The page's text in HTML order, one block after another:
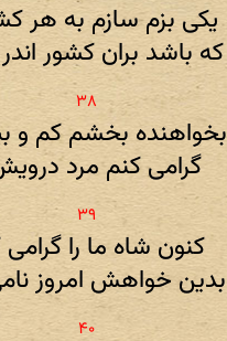
یکی بزم سازم به هر
که باشد بران کشور
بخواهنده بخشم کم و
گرامی کنم مرد
کنون شاه ما را
بدین خواهش امروز